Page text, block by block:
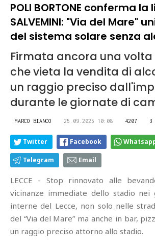
POLI BORTONE conferma la
SALVEMINI: "Via del Mare"
del sistema solare senza
Firmata ancora una volta
che vieta la vendita di
un raggio preciso
durante le giornate di
MARCO BIANCO 25.09.2025 10:08 4207 3
Twitter Facebook
Telegram Email
LECCE - Stop rinnovato alle
vicinanze immediate dello stadio
interne del Lecce, non solo nelle
del “Via del Mare” ma anche in bar,
un raggio preciso attorno allo stadio.